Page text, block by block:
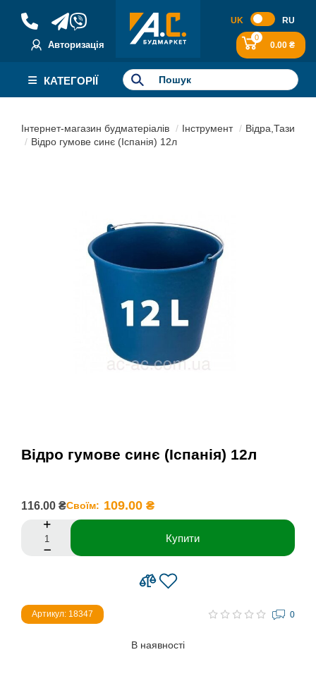
Авторизація
UK RU
0
0.00 ₴
КАТЕГОРІЇ
Інтернет-магазин будматеріалів Інструмент
Відра,Тази
Відро гумове синє (Іспанія) 12л
Відро гумове синє (Іспанія) 12л
116.00 ₴Своїм: 109.00 ₴
Купити
Артикул: 18347 0
В наявності